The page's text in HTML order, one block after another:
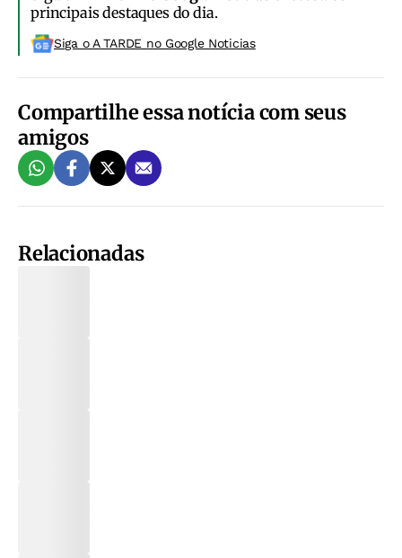
principais destaques do dia.
Siga o A TARDE no Google Noticias
Compartilhe essa notícia com seus
amigos
Relacionadas